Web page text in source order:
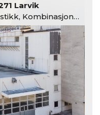
Larvik
Kombinasjonslokaler